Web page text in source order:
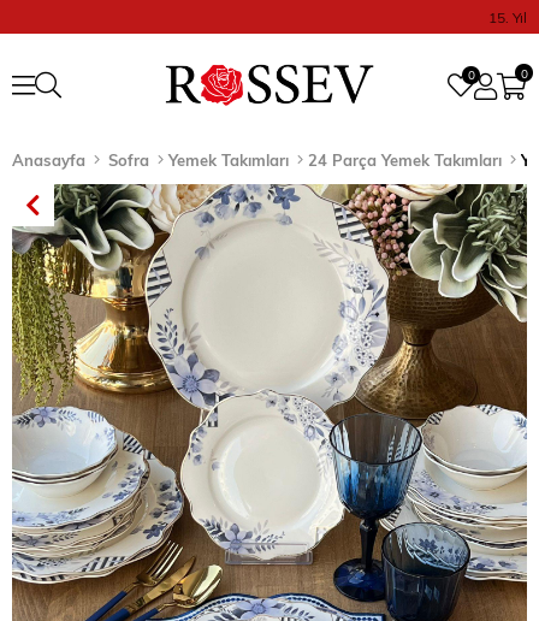
15. Yıl
0
0
Anasayfa Sofra Yemek Takımları 24 Parça Yemek Takımları